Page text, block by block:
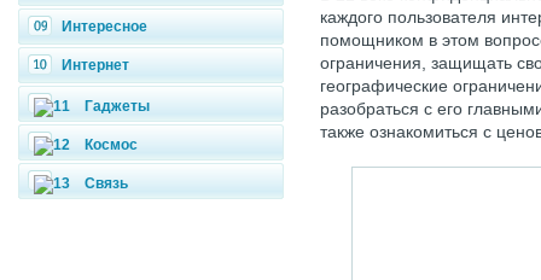
Интересное
Интернет
Гаджеты
Космос
Связь
каждого пользователя
помощником в этом
ограничения, защищать
географические
разобраться с его
также ознакомиться с